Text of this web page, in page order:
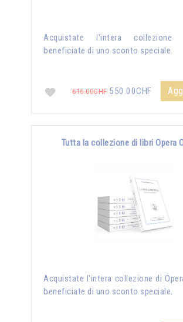
Acquistate l'intera
beneficiate di uno sconto speciale.
616.00CHF550.00CHF
Tutta la collezione di libri Opera
Acquistate l'intera collezione di
beneficiate di uno sconto speciale.